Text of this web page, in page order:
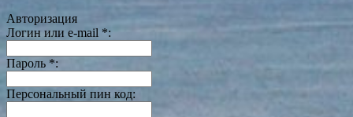
Авторизация
Логин или e-mail *:
Пароль *:
Персональный пин код: